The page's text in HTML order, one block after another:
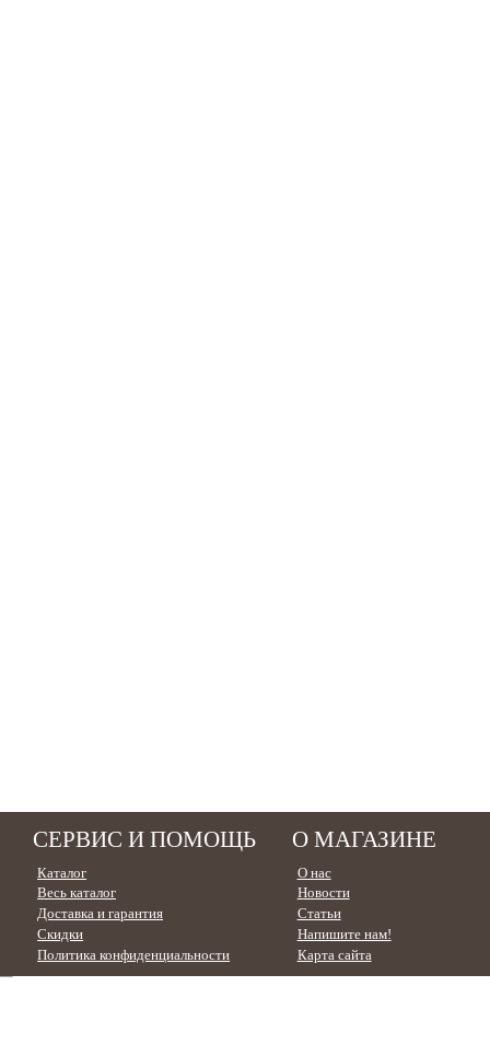
СЕРВИС И ПОМОЩЬ
Каталог
Весь каталог
Доставка и гарантия
Скидки
Политика конфиденциальности
О МАГАЗИНЕ
О нас
Новости
Статьи
Напишите нам!
Карта сайта